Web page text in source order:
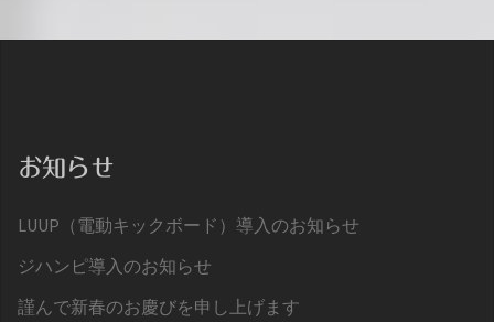
お知らせ
LUUP（電動キックボード）導入のお知らせ
ジハンピ導入のお知らせ
謹んで新春のお慶びを申し上げます